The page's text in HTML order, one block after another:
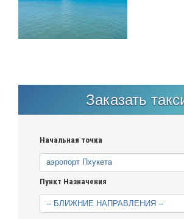
Заказать
Начальная точка
Пункт Назначения